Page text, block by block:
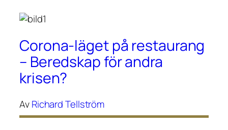
Corona-läget på restaurang
– Beredskap för andra
krisen?
AvRichard Tellström